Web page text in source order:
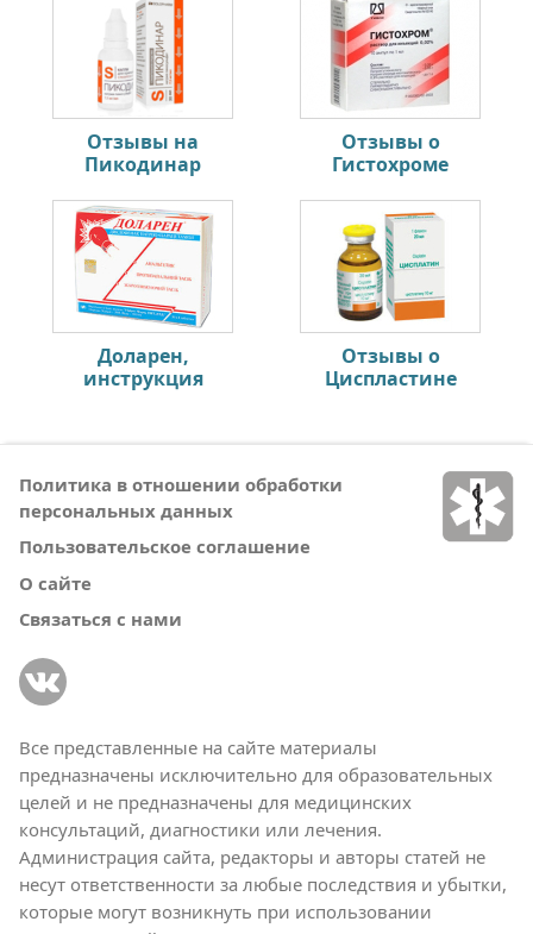
Отзывы на
Пикодинар
Отзывы о
Гистохроме
Доларен,
инструкция
Отзывы о
Циспластине
Политика в отношении обработки
персональных данных
Пользовательское соглашение
О сайте
Связаться с нами
Все представленные на сайте материалы
предназначены исключительно для образовательных
целей и не предназначены для медицинских
консультаций, диагностики или лечения.
Администрация сайта, редакторы и авторы статей не
несут ответственности за любые последствия и убытки,
которые могут возникнуть при использовании